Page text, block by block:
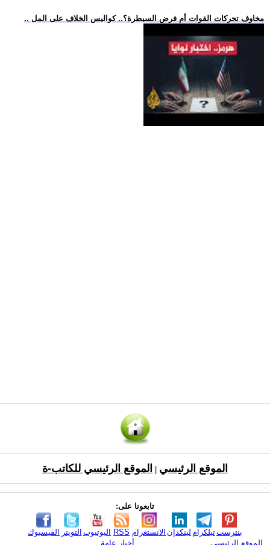
.. مخاوف تحركات القوات أم فرض السيطرة؟.. كواليس الخلاف على المل
الموقع الرئيسي الموقع الرئيسي للكاتب-ة
تابعونا على:
الفيسبوك التويتر اليوتيوب RSS الانستغرام لينكدإن تيلكرامبنترست
الموقع الرئيسي
أخبار عامة